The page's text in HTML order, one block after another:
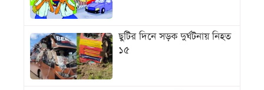
ছুটির দিনে সড়ক দুর্ঘটনায় নিহত
১৫